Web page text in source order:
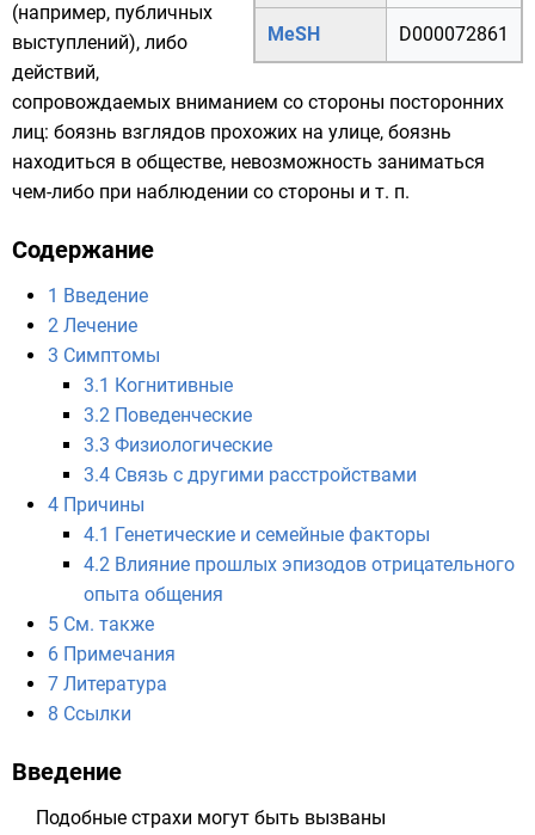
MeSH D000072861
(например, публичных
выступлений), либо
действий,
сопровождаемых вниманием со стороны посторонних
лиц: боязнь взглядов прохожих на улице, боязнь
находиться в обществе, невозможность заниматься
чем-либо при наблюдении со стороны и т. п.
Содержание
1 Введение
2 Лечение
3 Симптомы
3.1 Когнитивные
3.2 Поведенческие
3.3 Физиологические
3.4 Связь с другими расстройствами
4 Причины
4.1 Генетические и семейные факторы
4.2 Влияние прошлых эпизодов отрицательного
опыта общения
5 См. также
6 Примечания
7 Литература
8 Ссылки
Введение
Подобные страхи могут быть вызваны